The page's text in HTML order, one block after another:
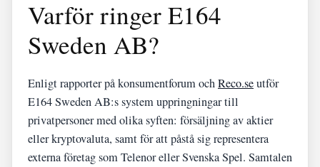
Varför ringer E164
Sweden AB?
Enligt rapporter på konsumentforum ochReco.seutför
E164 Sweden AB:s system uppringningar till
privatpersoner med olika syften: försäljning av aktier
eller kryptovaluta, samt för att påstå sig representera
externa företag som Telenor eller Svenska Spel. Samtalen